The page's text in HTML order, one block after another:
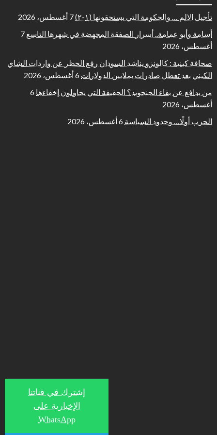
تأجيل الالم … والحكومة التي يستحقونها (١-٢)
7 أغسطس، 2026
أسامة وأبو عمامة.. أسرار الصفقة المجهضة في شهرها التاسع 7
أغسطس، 2026
صحافة كينية : كالونزو يناشد السودان رفع الحظر عن واردات الشاي
الكيني بعد تعطل صادرات بملايين الدولارات 6 أغسطس، 2026
من يدافع عن بقاء الجنجويد؟ الحقيقة التي يحاولون إخفاءها 6
أغسطس، 2026
الحرب أولًا… وحدود السياسة 6 أغسطس، 2026
إشترك في قناتنا
الإخبارية على
WhatsApp